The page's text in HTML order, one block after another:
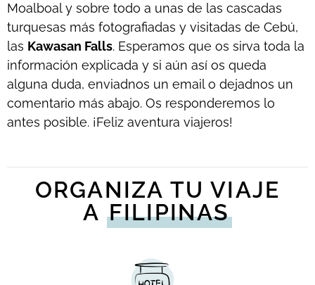
Moalboal y sobre todo a unas de las cascadas
turquesas más fotografiadas y visitadas de Cebú,
las Kawasan Falls. Esperamos que os sirva toda la
información explicada y si aún así os queda
alguna duda, enviadnos un email o dejadnos un
comentario más abajo. Os responderemos lo
antes posible. ¡Feliz aventura viajeros!
ORGANIZA TU VIAJE
A FILIPINAS